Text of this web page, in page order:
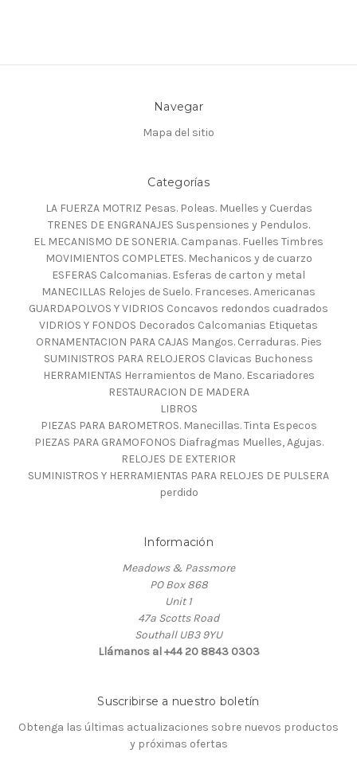
Navegar
Mapa del sitio
Categorías
LA FUERZA MOTRIZ Pesas. Poleas. Muelles y Cuerdas
TRENES DE ENGRANAJES Suspensiones y Pendulos.
EL MECANISMO DE SONERIA. Campanas. Fuelles Timbres
MOVIMIENTOS COMPLETES. Mechanicos y de cuarzo
ESFERAS Calcomanias. Esferas de carton y metal
MANECILLAS Relojes de Suelo. Franceses. Americanas
GUARDAPOLVOS Y VIDRIOS Concavos redondos cuadrados
VIDRIOS Y FONDOS Decorados Calcomanias Etiquetas
ORNAMENTACION PARA CAJAS Mangos. Cerraduras. Pies
SUMINISTROS PARA RELOJEROS Clavicas Buchoness
HERRAMIENTAS Herramientos de Mano. Escariadores
RESTAURACION DE MADERA
LIBROS
PIEZAS PARA BAROMETROS. Manecillas. Tinta Especos
PIEZAS PARA GRAMOFONOS Diafragmas Muelles, Agujas.
RELOJES DE EXTERIOR
SUMINISTROS Y HERRAMIENTAS PARA RELOJES DE PULSERA
perdido
Información
Meadows & Passmore
PO Box 868
Unit 1
47a Scotts Road
Southall UB3 9YU
Llámanos al +44 20 8843 0303
Suscribirse a nuestro boletín
Obtenga las últimas actualizaciones sobre nuevos productos
y próximas ofertas